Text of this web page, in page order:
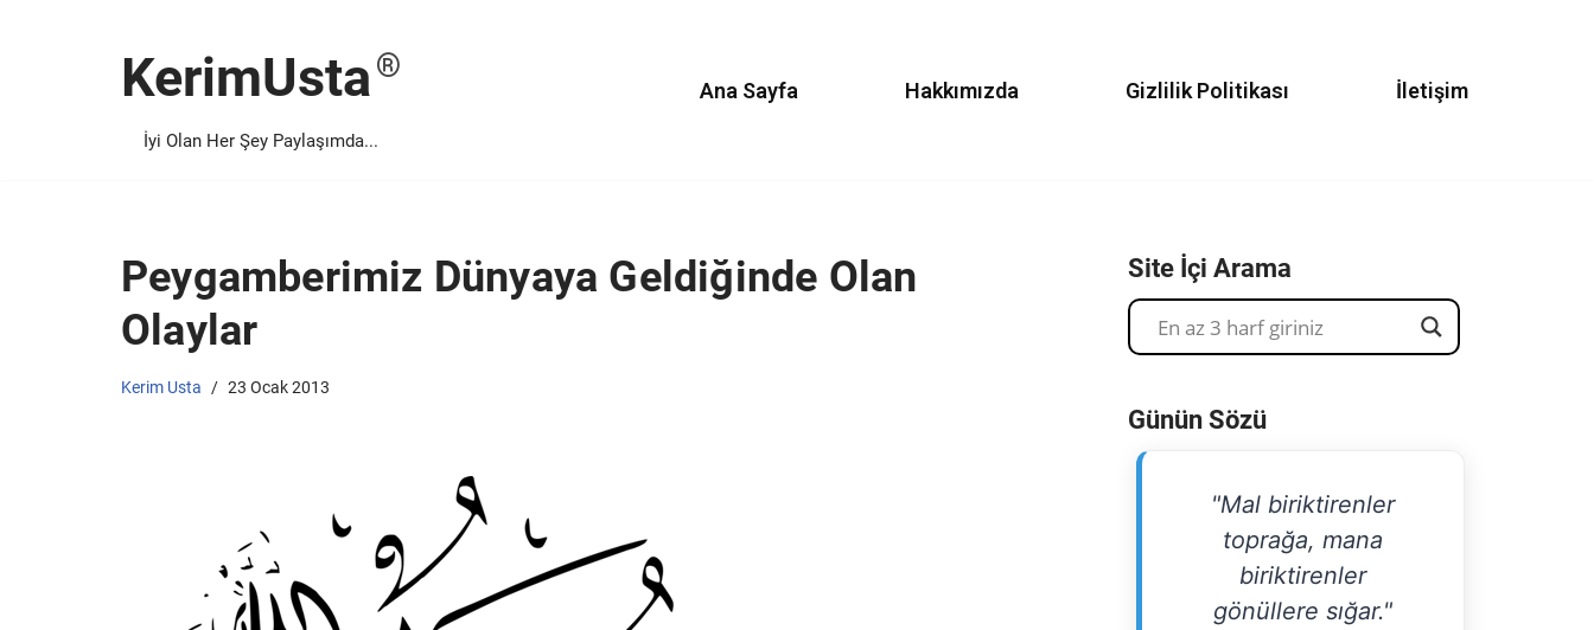
KerimUsta
İyi Olan Her Şey Paylaşımda...
Ana Sayfa Hakkımızda Gizlilik Politikası İletişim
Peygamberimiz Dünyaya Geldiğinde Olan
Olaylar
Kerim Usta 23 Ocak 2013
Site İçi Arama
Günün Sözü
"Mal biriktirenler
toprağa, mana
biriktirenler
gönüllere sığar."